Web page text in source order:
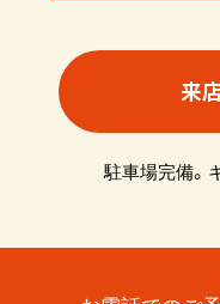
来
駐車場完備。